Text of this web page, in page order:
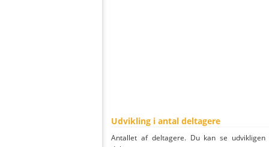
Udvikling i antal deltagere
Antallet af deltagere. Du kan se